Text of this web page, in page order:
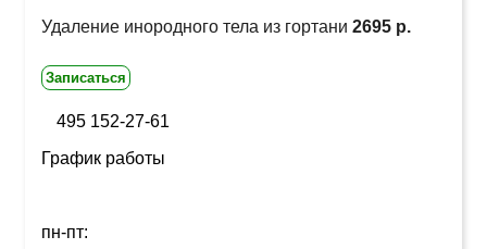
Удаление инородного тела из гортани 2695 р.
Записаться
495 152-27-61
График работы
пн-пт: